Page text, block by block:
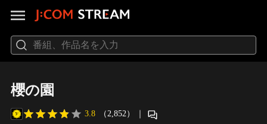
櫻の園
3.8 （2,852） ｜